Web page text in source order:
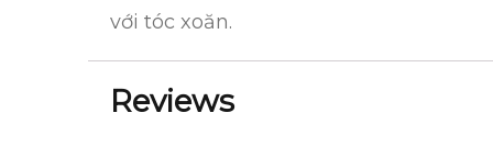
với tóc xoăn.
Reviews